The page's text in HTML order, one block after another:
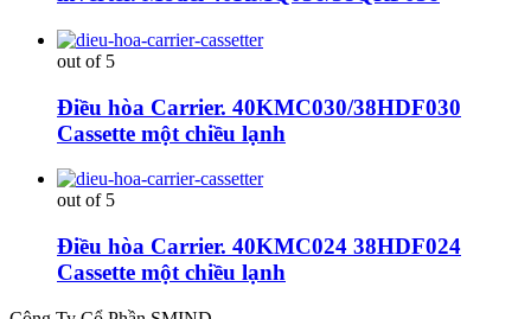
out of 5
Điều hòa Carrier. 40KMC030/38HDF030
Cassette một chiều lạnh
out of 5
Điều hòa Carrier. 40KMC024 38HDF024
Cassette một chiều lạnh